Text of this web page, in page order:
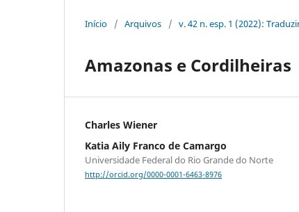
Início / Arquivos / v. 42 n. esp. 1 (2022):
Amazonas e Cordilheiras
Charles Wiener
Katia Aily Franco de Camargo
Universidade Federal do Rio Grande do Norte
http://orcid.org/0000-0001-6463-8976